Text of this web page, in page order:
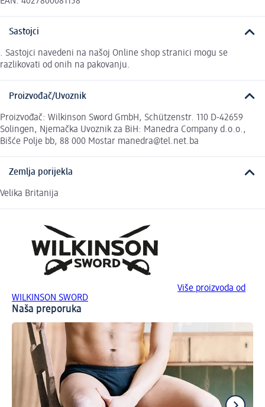
Sastojci
. Sastojci navedeni na našoj Online shop stranici mogu se
razlikovati od onih na pakovanju.
Proizvođač/Uvoznik
Proizvođač: Wilkinson Sword GmbH, Schützenstr. 110 D-42659
Solingen, Njemačka Uvoznik za BiH: Manedra Company d.o.o.,
Bišće Polje bb, 88 000 Mostar manedra@tel.net.ba
Zemlja porijekla
Velika Britanija
Više proizvoda od
WILKINSON SWORD
Naša preporuka